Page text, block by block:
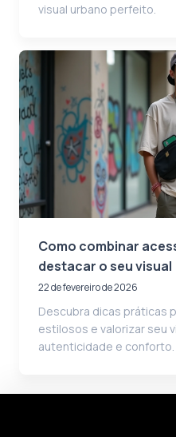
visual urbano perfeito.
Como combinar
destacar o seu visual
22 de fevereiro de 2026
Descubra dicas práticas
estilosos e valorizar seu
autenticidade e conforto.